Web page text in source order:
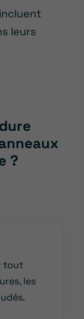
leurs
?
tout
les